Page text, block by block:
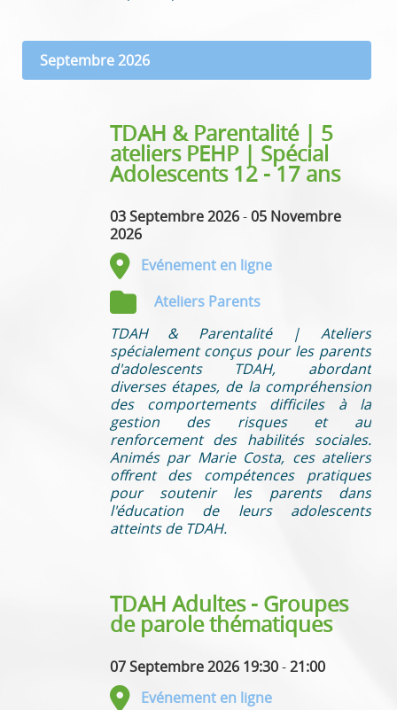
Septembre 2026
TDAH & Parentalité | 5
ateliers PEHP | Spécial
Adolescents 12 - 17 ans
03 Septembre 2026 -05 Novembre
2026
Evénement en ligne
Ateliers Parents
TDAH & Parentalité | Ateliers
spécialement conçus pour les parents
d'adolescents TDAH, abordant
diverses étapes, de la compréhension
des comportements difficiles à la
gestion des risques et au
renforcement des habilités sociales.
Animés par Marie Costa, ces ateliers
offrent des compétences pratiques
pour soutenir les parents dans
l'éducation de leurs adolescents
atteints de TDAH.
TDAH Adultes - Groupes
de parole thématiques
07 Septembre 2026 19:30 -21:00
Evénement en ligne